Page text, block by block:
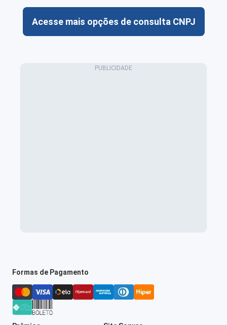
Acesse mais opções de consulta CNPJ
Formas de Pagamento